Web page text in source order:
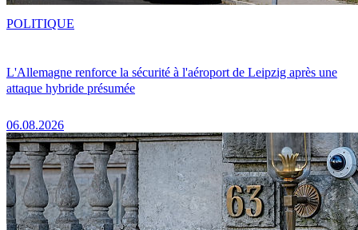
L'Allemagne renforce la sécurité à l'aéroport de Leipzig après une
attaque hybride présumée
06.08.2026
POLITIQUE